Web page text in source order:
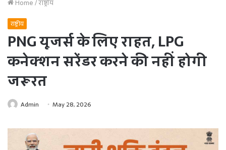
Home/राष्ट्रीय
राष्ट्रीय
PNG यूजर्स के लिए राहत, LPG
कनेक्शन सरेंडर करने की नहीं होगी
जरूरत
Admin May 28, 2026